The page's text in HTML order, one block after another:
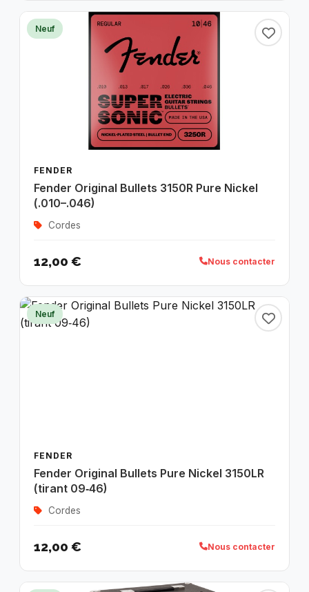
Neuf
FENDER
Fender Original Bullets 3150R Pure Nickel
(.010–.046)
Cordes
12,00 € Nous contacter
Neuf
FENDER
Fender Original Bullets Pure Nickel 3150LR
(tirant 09‑46)
Cordes
12,00 € Nous contacter